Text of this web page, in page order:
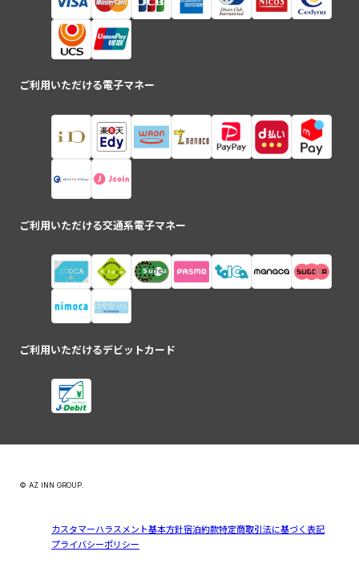
ご利用いただける電子マネー
ご利用いただける交通系電子マネー
ご利用いただけるデビットカード
© AZ INN GROUP.
カスタマーハラスメント基本方針宿泊約款特定商取引法に基づく表記
プライバシーポリシー